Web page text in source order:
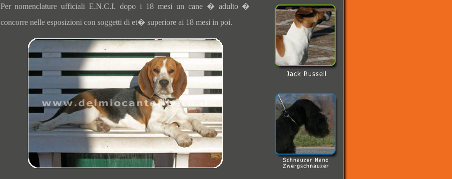
Per nomenclature ufficiali E.N.C.I. dopo i 18 mesi un cane � adulto �
concorre nelle esposizioni con soggetti di et� superiore ai 18 mesi in poi.